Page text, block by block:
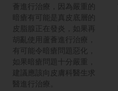
薈進行治療，因為嚴重的
暗瘡有可能是真皮底層的
皮脂腺正在發炎，如果再
胡亂使用蘆薈進行治療，
有可能令暗瘡問題惡化，
如果暗瘡問題十分嚴重，
建議應該向皮膚科醫生求
醫進行治療。